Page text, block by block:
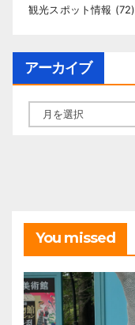
観光スポット情報 (72)
アーカイブ
You missed